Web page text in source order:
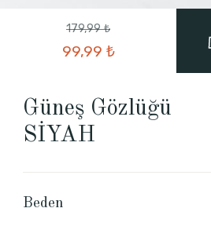
179,99 ₺
99,99 ₺
Güneş Gözlüğü
SİYAH
Beden